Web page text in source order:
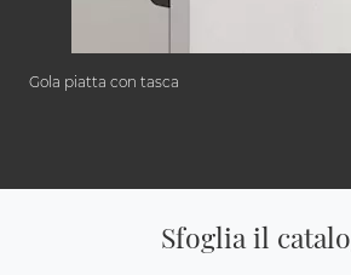
Gola piatta con tasca
Sfoglia il